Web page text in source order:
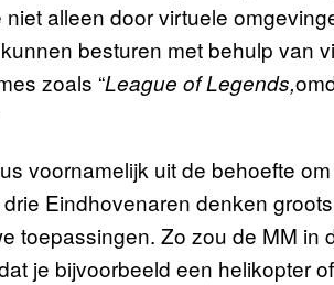
alleen door virtuele
besturen met behulp van
zoals “League of Legends,
voornamelijk uit de behoefte
Eindhovenaren denken
toepassingen. Zo zou de MM in
je bijvoorbeeld een helikopter